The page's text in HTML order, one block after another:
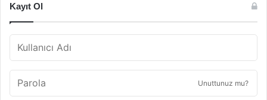
Kayıt Ol
Unuttunuz mu?